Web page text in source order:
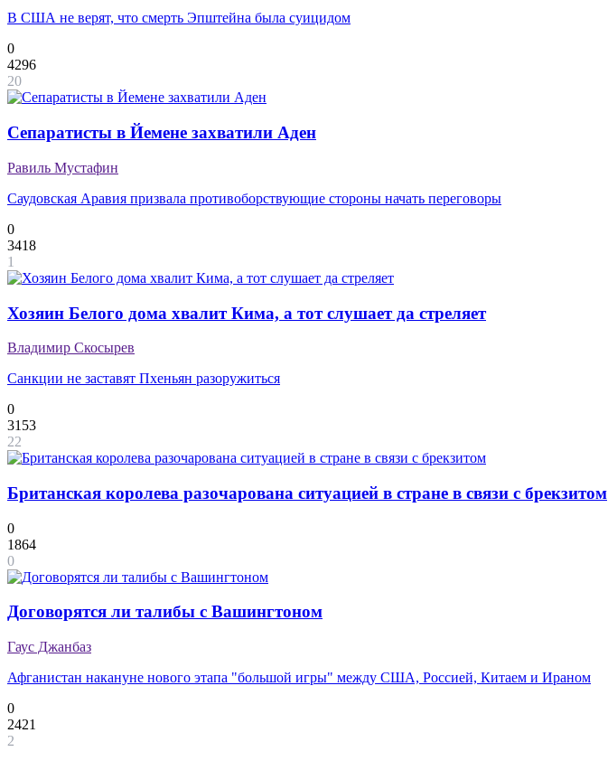
В США не верят, что смерть Эпштейна была суицидом
0
4296
20
Сепаратисты в Йемене захватили Аден
Равиль Мустафин
Саудовская Аравия призвала противоборствующие стороны начать переговоры
0
3418
1
Хозяин Белого дома хвалит Кима, а тот слушает да стреляет
Владимир Скосырев
Санкции не заставят Пхеньян разоружиться
0
3153
22
Британская королева разочарована ситуацией в стране в связи с брекзитом
0
1864
0
Договорятся ли талибы с Вашингтоном
Гаус Джанбаз
Афганистан накануне нового этапа "большой игры" между США, Россией, Китаем и Ираном
0
2421
2